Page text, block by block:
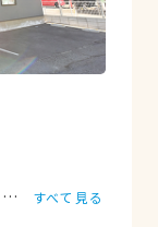
モルモッ
すべて見る